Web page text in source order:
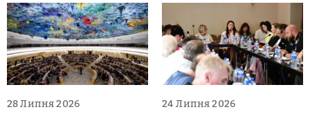
28 Липня 2026 24 Липня 2026